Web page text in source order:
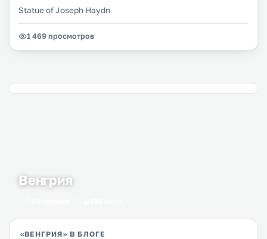
Statue of Joseph Haydn
1 469 просмотров
Венгрия
«ВЕНГРИЯ» В БЛОГЕ